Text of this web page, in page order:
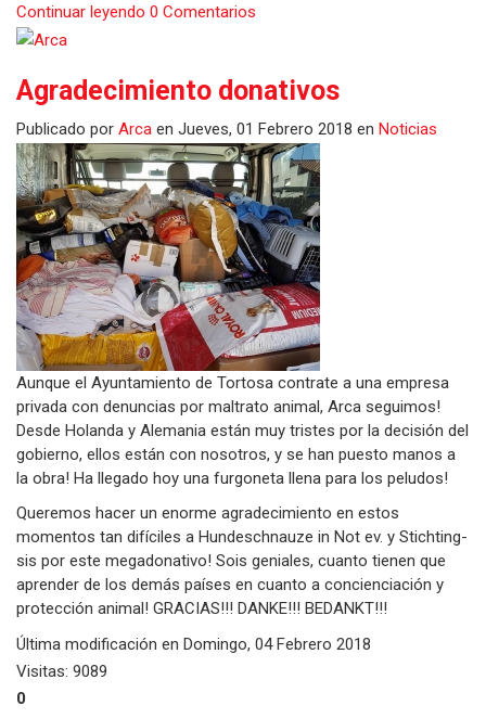
Continuar leyendo 0 Comentarios
Agradecimiento donativos
Publicado por Arca en Jueves, 01 Febrero 2018 en Noticias
Aunque el Ayuntamiento de Tortosa contrate a una empresa
privada con denuncias por maltrato animal, Arca seguimos!
Desde Holanda y Alemania están muy tristes por la decisión del
gobierno, ellos están con nosotros, y se han puesto manos a
la obra! Ha llegado hoy una furgoneta llena para los peludos!
Queremos hacer un enorme agradecimiento en estos
momentos tan difíciles a Hundeschnauze in Not ev. y Stichting-
sis por este megadonativo! Sois geniales, cuanto tienen que
aprender de los demás países en cuanto a concienciación y
protección animal! GRACIAS!!! DANKE!!! BEDANKT!!!
Última modificación en Domingo, 04 Febrero 2018
Visitas: 9089
0